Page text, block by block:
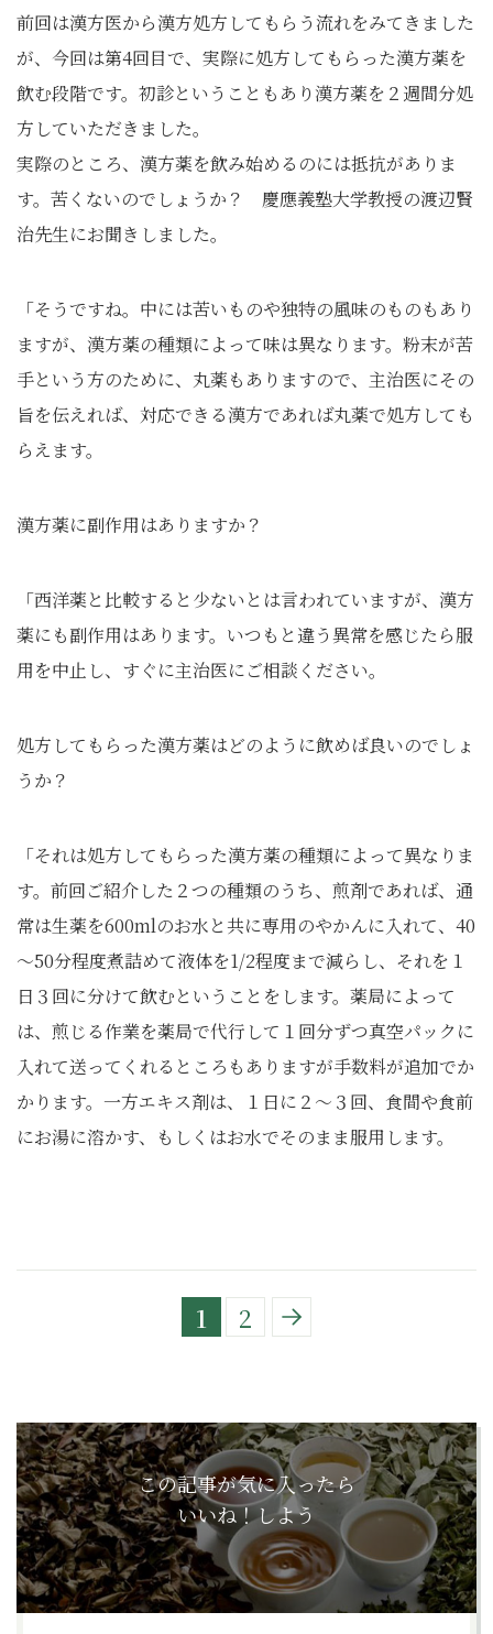
前回は漢方医から漢方処方してもらう流れをみてきました
が、今回は第4回目で、実際に処方してもらった漢方薬を
飲む段階です。初診ということもあり漢方薬を２週間分処
方していただきました。
実際のところ、漢方薬を飲み始めるのには抵抗がありま
す。苦くないのでしょうか？ 慶應義塾大学教授の渡辺賢
治先生にお聞きしました。
「そうですね。中には苦いものや独特の風味のものもあり
ますが、漢方薬の種類によって味は異なります。粉末が苦
手という方のために、丸薬もありますので、主治医にその
旨を伝えれば、対応できる漢方であれば丸薬で処方しても
らえます。
漢方薬に副作用はありますか？
「西洋薬と比較すると少ないとは言われていますが、漢方
薬にも副作用はあります。いつもと違う異常を感じたら服
用を中止し、すぐに主治医にご相談ください。
処方してもらった漢方薬はどのように飲めば良いのでしょ
うか？
「それは処方してもらった漢方薬の種類によって異なりま
す。前回ご紹介した２つの種類のうち、煎剤であれば、通
常は生薬を600mlのお水と共に専用のやかんに入れて、40
～50分程度煮詰めて液体を1/2程度まで減らし、それを１
日３回に分けて飲むということをします。薬局によって
は、煎じる作業を薬局で代行して１回分ずつ真空パックに
入れて送ってくれるところもありますが手数料が追加でか
かります。一方エキス剤は、１日に２～３回、食間や食前
にお湯に溶かす、もしくはお水でそのまま服用します。
1 2
この記事が気に入ったら
いいね！しよう